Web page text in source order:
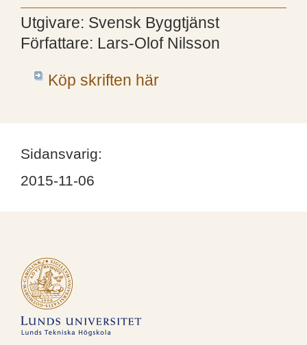
Utgivare: Svensk Byggtjänst
Författare: Lars-Olof Nilsson
Köp skriften här
Sidansvarig:
2015-11-06